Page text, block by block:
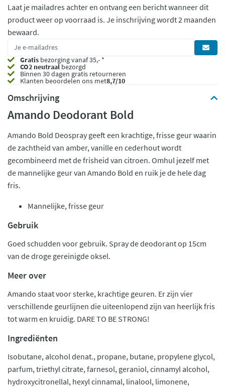
Laat je mailadres achter en ontvang een bericht wanneer dit
product weer op voorraad is. Je inschrijving wordt 2 maanden
bewaard.
Gratis bezorging vanaf 35,- *
CO2 neutraalbezorgd
Binnen 30 dagen gratis retourneren
Klanten beoordelen ons met8,7/10
Omschrijving
Amando Deodorant Bold
Amando Bold Deospray geeft een krachtige, frisse geur waarin
de zachtheid van amber, vanille en cederhout wordt
gecombineerd met de frisheid van citroen. Omhul jezelf met
de mannelijke geur van Amando Bold en ruik je de hele dag
fris.
Mannelijke, frisse geur
Gebruik
Goed schudden voor gebruik. Spray de deodorant op 15cm
van de droge gereinigde oksel.
Meer over
Amando staat voor sterke, krachtige geuren. Er zijn vier
verschillende geurlijnen die uiteenlopend zijn van heerlijk fris
tot warm en kruidig. DARE TO BE STRONG!
Ingrediënten
Isobutane, alcohol denat., propane, butane, propylene glycol,
parfum, triethyl citrate, farnesol, geraniol, cinnamyl alcohol,
hydroxycitronellal, hexyl cinnamal, linalool, limonene,